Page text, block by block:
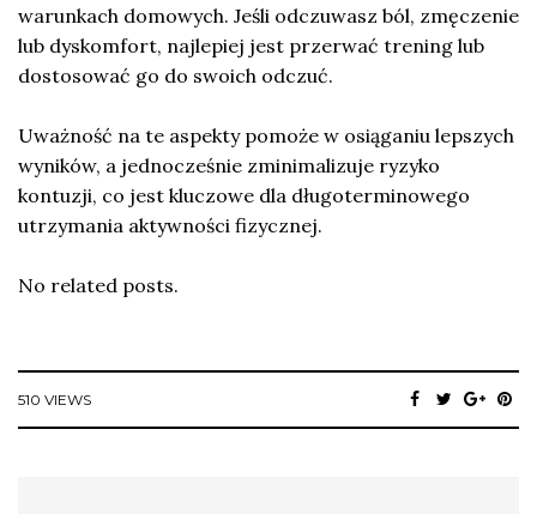
warunkach domowych. Jeśli odczuwasz ból, zmęczenie
lub dyskomfort, najlepiej jest przerwać trening lub
dostosować go do swoich odczuć.
Uważność na te aspekty pomoże w osiąganiu lepszych
wyników, a jednocześnie zminimalizuje ryzyko
kontuzji, co jest kluczowe dla długoterminowego
utrzymania aktywności fizycznej.
No related posts.
510 VIEWS